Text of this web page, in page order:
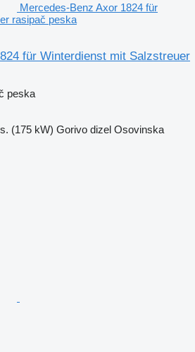
Mercedes-Benz Axor 1824 für
rasipač peska
für Winterdienst mit Salzstreuer
peska
(175 kW) Gorivo dizel Osovinska